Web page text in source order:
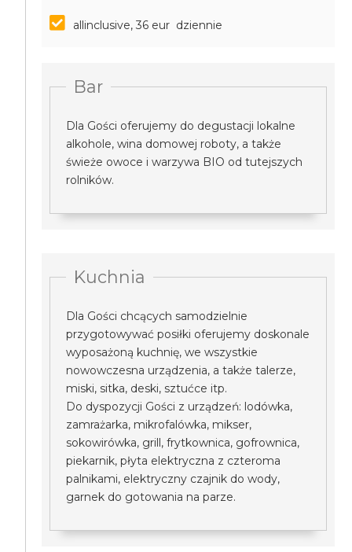
allinclusive, 36 eur dziennie
Bar
Dla Gości oferujemy do degustacji lokalne
alkohole, wina domowej roboty, a także
świeże owoce i warzywa BIO od tutejszych
rolników.
Kuchnia
Dla Gości chcących samodzielnie
przygotowywać posiłki oferujemy doskonale
wyposażoną kuchnię, we wszystkie
nowowczesna urządzenia, a także talerze,
miski, sitka, deski, sztućce itp.
Do dyspozycji Gości z urządzeń: lodówka,
zamrażarka, mikrofalówka, mikser,
sokowirówka, grill, frytkownica, gofrownica,
piekarnik, płyta elektryczna z czteroma
palnikami, elektryczny czajnik do wody,
garnek do gotowania na parze.